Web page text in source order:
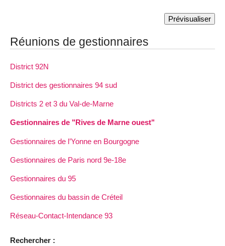
Réunions de gestionnaires
District 92N
District des gestionnaires 94 sud
Districts 2 et 3 du Val-de-Marne
Gestionnaires de "Rives de Marne ouest"
Gestionnaires de l’Yonne en Bourgogne
Gestionnaires de Paris nord 9e-18e
Gestionnaires du 95
Gestionnaires du bassin de Créteil
Réseau-Contact-Intendance 93
Rechercher :